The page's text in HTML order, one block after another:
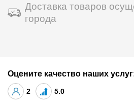
Доставка товаров
города
Оцените качество наших
2 5.0